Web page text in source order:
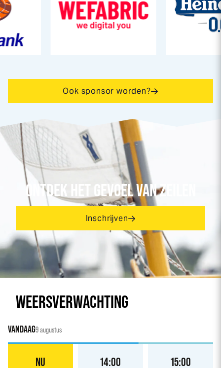
Ook sponsor worden?
ONTDEK HET GEVOEL VAN ZEILEN
Inschrijven
WEERSVERWACHTING
VANDAAG9 augustus
NU 14:00 15:00